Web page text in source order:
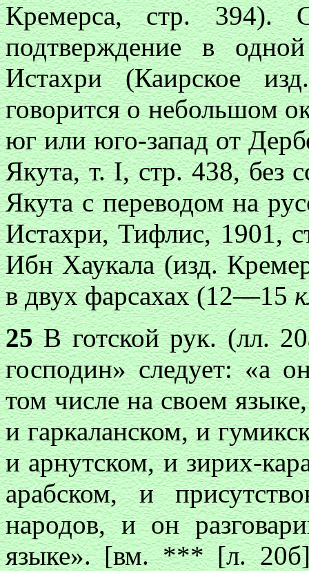
Кремерса, стр. 394).
подтверждение в
Истахри (Каирское
говорится о небольшом
юг или юго-запад от
Якута, т. I, стр. 438, без
Якута с переводом на
Истахри, Тифлис, 1901,
Ибн Хаукала (изд.
в двух фарсахах (12—15
25В готской рук. (лл.
господин» следует: «а
том числе на своем
и гаркаланском, и
и арнутском, и зирих-
арабском, и
народов, и он
языке». [вм. *** [л.